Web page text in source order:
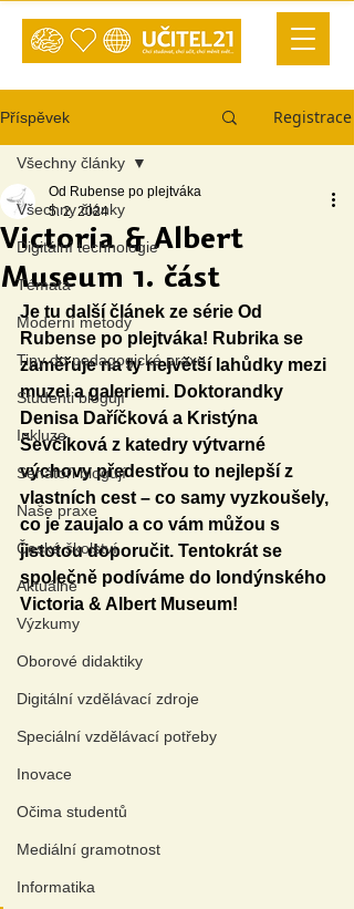
Příspěvek Registrace
Všechny články
Digitální technologie
Témata
Moderní metody
Tipy do pedagogické praxe
Studenti blogují
Inkluze
Senátoři blogují
Naše praxe
České školství
Aktuálně
Výzkumy
Oborové didaktiky
Digitální vzdělávací zdroje
Speciální vzdělávací potřeby
Inovace
Očima studentů
Mediální gramotnost
Informatika
Všechny články
Victoria & Albert
Museum 1. část
Od Rubense po plejtváka
5. 2. 2024
Je tu další článek ze série Od
Rubense po plejtváka! Rubrika se
zaměřuje na ty největší lahůdky mezi
muzei a galeriemi. Doktorandky
Denisa Daříčková a Kristýna
Ševčíková z katedry výtvarné
výchovy předestřou to nejlepší z
vlastních cest – co samy vyzkoušely,
co je zaujalo a co vám můžou s
jistotou doporučit. Tentokrát se
společně podíváme do londýnského
Victoria & Albert Museum!